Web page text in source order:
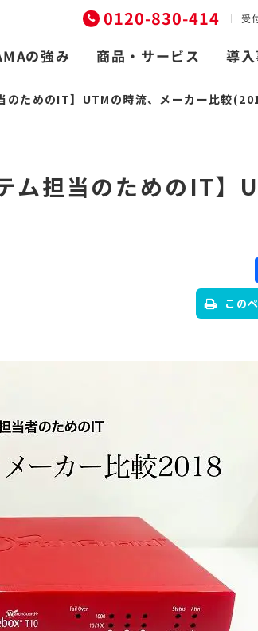
0120-830-414 受
の強み 商品・サービス 導
のためのIT】UTMの時流、メーカー比較
ム担当のためのIT】
この